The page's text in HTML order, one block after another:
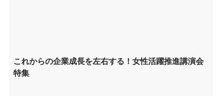
これからの企業成長を左右する！女性活躍推進講演会
特集